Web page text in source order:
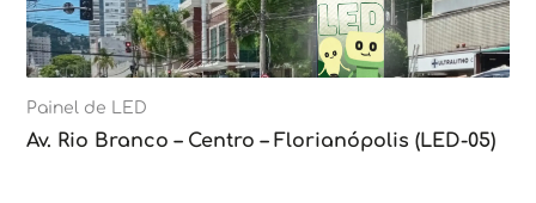
Painel de LED
Av. Rio Branco – Centro – Florianópolis (LED-05)